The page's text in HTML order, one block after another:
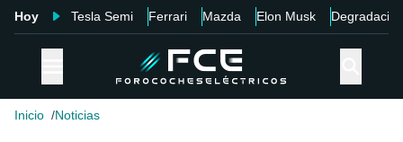
Hoy Tesla Semi Ferrari Mazda Elon Musk Degradación
Inicio Noticias